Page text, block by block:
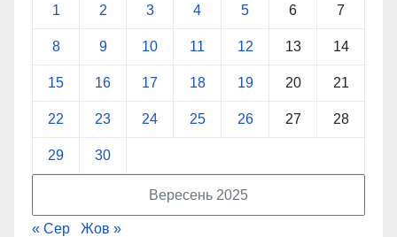
Вересень 2025
1 2 3 4 5 6 7
8 9 10 11 12 13 14
15 16 17 18 19 20 21
22 23 24 25 26 27 28
29 30
« Сер Жов »